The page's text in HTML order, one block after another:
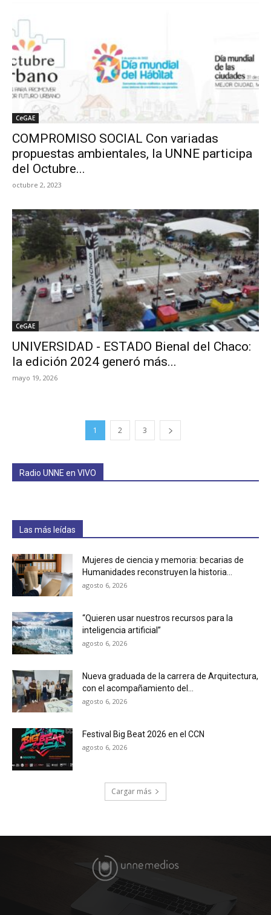
CeGAE
COMPROMISO SOCIAL Con variadas
propuestas ambientales, la UNNE participa
del Octubre...
octubre 2, 2023
CeGAE
UNIVERSIDAD - ESTADO Bienal del Chaco:
la edición 2024 generó más...
mayo 19, 2026
1 2 3
Radio UNNE en VIVO
Las más leídas
Mujeres de ciencia y memoria: becarias de
Humanidades reconstruyen la historia...
agosto 6, 2026
“Quieren usar nuestros recursos para la
inteligencia artificial”
agosto 6, 2026
Nueva graduada de la carrera de Arquitectura,
con el acompañamiento del...
agosto 6, 2026
Festival Big Beat 2026 en el CCN
agosto 6, 2026
Cargar más